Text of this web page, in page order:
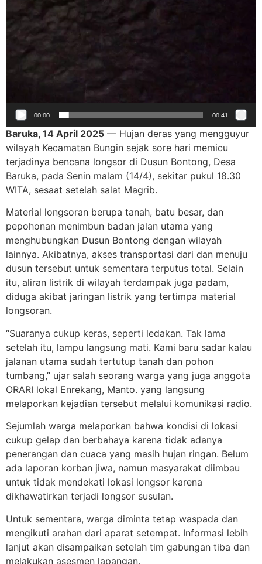
00:00 00:41
Baruka, 14 April 2025 — Hujan deras yang mengguyur
wilayah Kecamatan Bungin sejak sore hari memicu
terjadinya bencana longsor di Dusun Bontong, Desa
Baruka, pada Senin malam (14/4), sekitar pukul 18.30
WITA, sesaat setelah salat Magrib.
Material longsoran berupa tanah, batu besar, dan
pepohonan menimbun badan jalan utama yang
menghubungkan Dusun Bontong dengan wilayah
lainnya. Akibatnya, akses transportasi dari dan menuju
dusun tersebut untuk sementara terputus total. Selain
itu, aliran listrik di wilayah terdampak juga padam,
diduga akibat jaringan listrik yang tertimpa material
longsoran.
“Suaranya cukup keras, seperti ledakan. Tak lama
setelah itu, lampu langsung mati. Kami baru sadar kalau
jalanan utama sudah tertutup tanah dan pohon
tumbang,” ujar salah seorang warga yang juga anggota
ORARI lokal Enrekang, Manto. yang langsung
melaporkan kejadian tersebut melalui komunikasi radio.
Sejumlah warga melaporkan bahwa kondisi di lokasi
cukup gelap dan berbahaya karena tidak adanya
penerangan dan cuaca yang masih hujan ringan. Belum
ada laporan korban jiwa, namun masyarakat diimbau
untuk tidak mendekati lokasi longsor karena
dikhawatirkan terjadi longsor susulan.
Untuk sementara, warga diminta tetap waspada dan
mengikuti arahan dari aparat setempat. Informasi lebih
lanjut akan disampaikan setelah tim gabungan tiba dan
melakukan asesmen lapangan.